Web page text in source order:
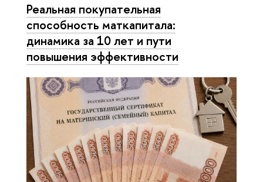
Реальная покупательная
способность маткапитала:
динамика за 10 лет и пути
повышения эффективности